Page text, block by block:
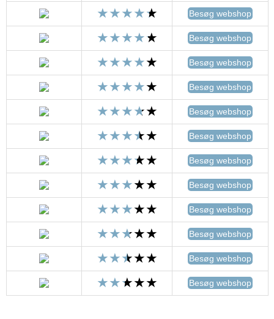
Besøg webshop
Besøg webshop
Besøg webshop
Besøg webshop
Besøg webshop
Besøg webshop
Besøg webshop
Besøg webshop
Besøg webshop
Besøg webshop
Besøg webshop
Besøg webshop